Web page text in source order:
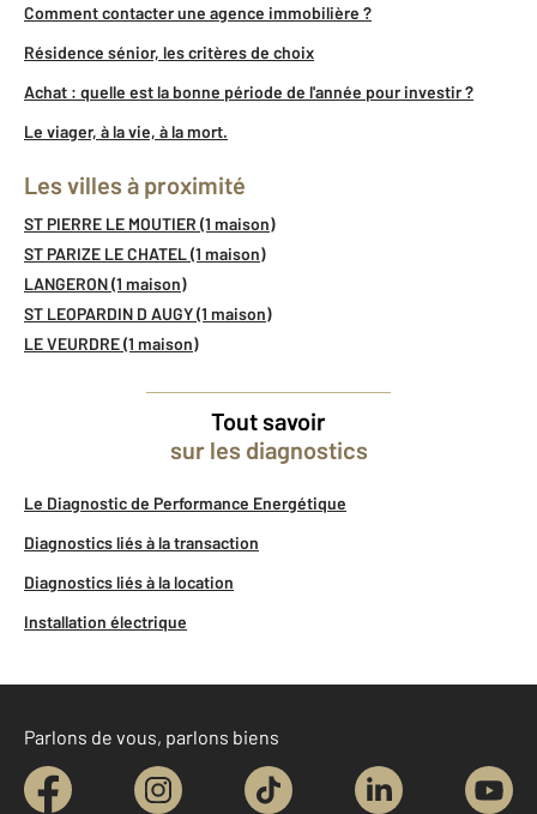
Comment contacter une agence immobilière ?
Résidence sénior, les critères de choix
Achat : quelle est la bonne période de l'année pour investir ?
Le viager, à la vie, à la mort.
Les villes à proximité
ST PIERRE LE MOUTIER (1 maison)
ST PARIZE LE CHATEL (1 maison)
LANGERON (1 maison)
ST LEOPARDIN D AUGY (1 maison)
LE VEURDRE (1 maison)
Tout savoir
sur les diagnostics
Le Diagnostic de Performance Energétique
Diagnostics liés à la transaction
Diagnostics liés à la location
Installation électrique
Parlons de vous, parlons biens